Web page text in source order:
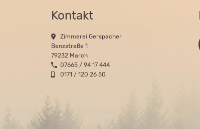
Kontakt
Zimmerei Gerspacher
Benzstraße 1
79232 March
07665 / 94 17 444
0171 / 120 26 50